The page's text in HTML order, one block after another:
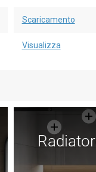
Scaricamento
Visualizza